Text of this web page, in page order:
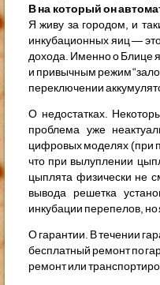
В на который он
Я живу за городом, и
инкубационных яиц —
дохода. Именно о Блице я
и привычным режим
переключении
О недостатках.
проблема уже
цифровых моделях (при
что при вылуплении
цыплята физически не
вывода решетка
инкубации перепелов, но
О гарантии. В течении
бесплатный ремонт по
ремонт или